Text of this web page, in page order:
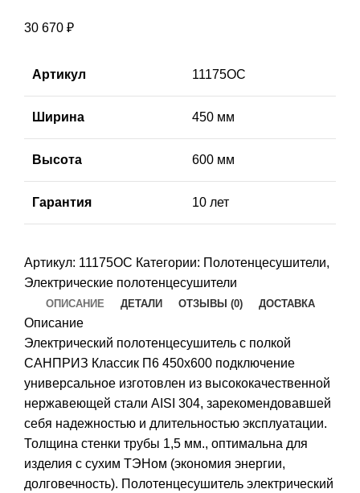
30 670 ₽
Артикул 11175ОС
Ширина 450 мм
Высота 600 мм
Гарантия 10 лет
Артикул: 11175ОС Категории: Полотенцесушители,
Электрические полотенцесушители
ОПИСАНИЕ ДЕТАЛИ ОТЗЫВЫ (0) ДОСТАВКА
Описание
Электрический полотенцесушитель с полкой
САНПРИЗ Классик П6 450х600 подключение
универсальное изготовлен из высококачественной
нержавеющей стали AISI 304, зарекомендовавшей
себя надежностью и длительностью эксплуатации.
Толщина стенки трубы 1,5 мм., оптимальна для
изделия с сухим ТЭНом (экономия энергии,
долговечность). Полотенцесушитель электрический